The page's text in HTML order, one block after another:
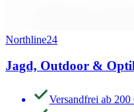
Northline24
Jagd, Outdoor &
Versandfrei ab 200